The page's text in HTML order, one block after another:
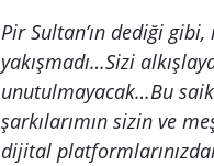
Pir Sultan’ın dediği
yakışmadı…Sizi
unutulmayacak…Bu
şarkılarımın sizin ve
dijital